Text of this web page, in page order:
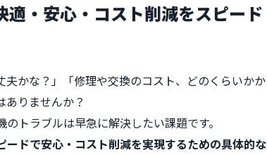
・安心・コスト削減をスピード
かな？」「修理や交換のコスト、どのくらいかか
りませんか？
トラブルは早急に解決したい課題です。
ドで安心・コスト削減を実現するための具体的な